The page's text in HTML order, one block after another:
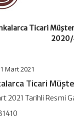
Ticari
2020/
Mart 2021
Ticari
2021 Tarihli Resmi